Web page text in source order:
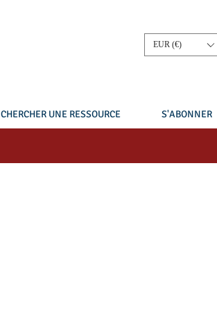
EUR (€)
CHERCHER UNE RESSOURCE S'ABONNER